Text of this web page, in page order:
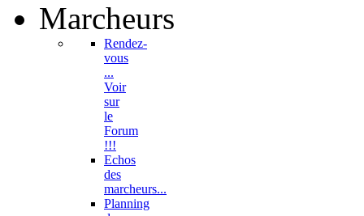
Marcheurs
Rendez-
vous
...
Voir
sur
le
Forum
!!!
Echos
des
marcheurs...
Planning